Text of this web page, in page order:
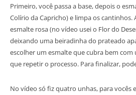
Primeiro, você passa a base, depois o
Colírio da Capricho) e limpa os cantinhos.
esmalte rosa (no vídeo usei o Flor do
deixando uma beiradinha do prateado
escolher um esmalte que cubra bem com
que repetir o processo. Para finalizar,
No vídeo só fiz quatro unhas, para vocês